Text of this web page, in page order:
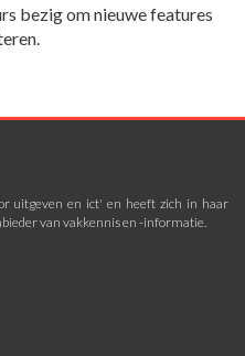
bezig om nieuwe features
uitgeven en ict' en heeft zich in haar
van vakkennis en -informatie.